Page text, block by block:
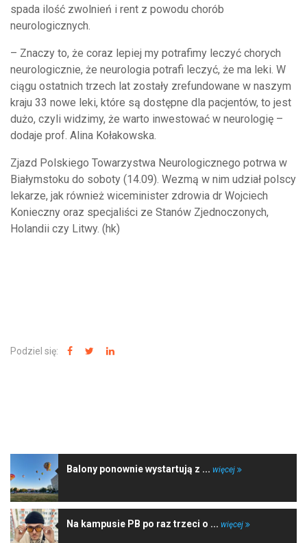
spada ilość zwolnień i rent z powodu chorób
neurologicznych.
– Znaczy to, że coraz lepiej my potrafimy leczyć chorych
neurologicznie, że neurologia potrafi leczyć, że ma leki. W
ciągu ostatnich trzech lat zostały zrefundowane w naszym
kraju 33 nowe leki, które są dostępne dla pacjentów, to jest
dużo, czyli widzimy, że warto inwestować w neurologię –
dodaje prof. Alina Kołakowska.
Zjazd Polskiego Towarzystwa Neurologicznego potrwa w
Białymstoku do soboty (14.09). Wezmą w nim udział polscy
lekarze, jak również wiceminister zdrowia dr Wojciech
Konieczny oraz specjaliści ze Stanów Zjednoczonych,
Holandii czy Litwy. (hk)
Podziel się:
Balony ponownie wystartują z ... więcej
Na kampusie PB po raz trzeci o ... więcej